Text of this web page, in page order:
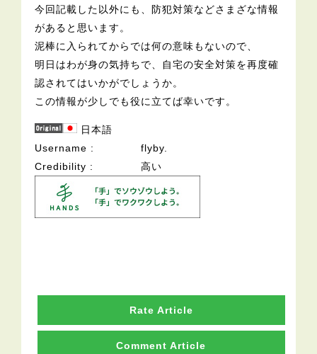
今回記載した以外にも、防犯対策などさまざな情報
があると思います。
泥棒に入られてからでは何の意味もないので、
明日はわが身の気持ちで、自宅の安全対策を再度確
認されてはいかがでしょうか。
この情報が少しでも役に立てば幸いです。
日本語
Username
flyby.
Credibility
高い
Rate Article
Comment Article